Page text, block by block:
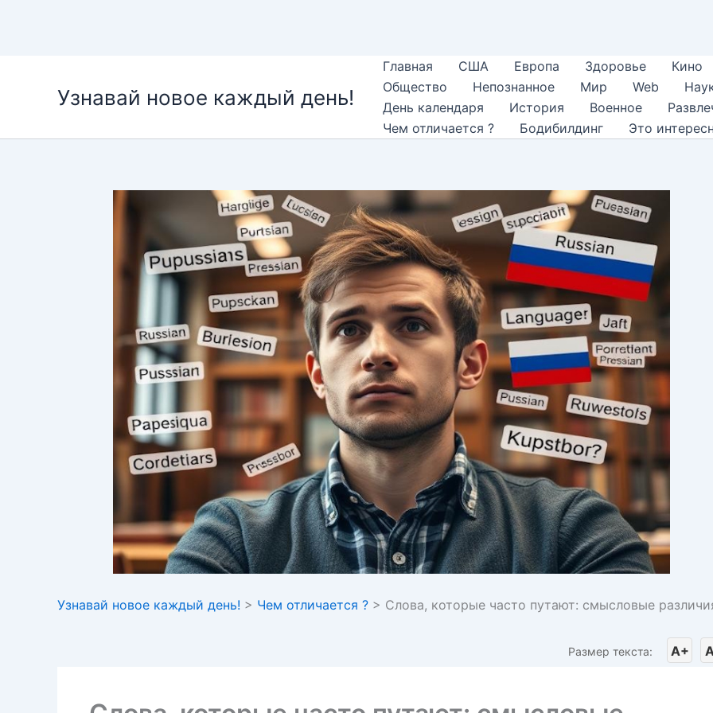
содержимомуУзнавай новое каждый день!
Главная США Европа Здоровье
Кино
Общество
Непознанное Мир Web
День календаря
История Военное
Чем отличается ?
Бодибилдинг Это
Узнавай новое каждый день! > Чем отличается ? > Слова, которые часто путают: смысловые
Размер текста: A+